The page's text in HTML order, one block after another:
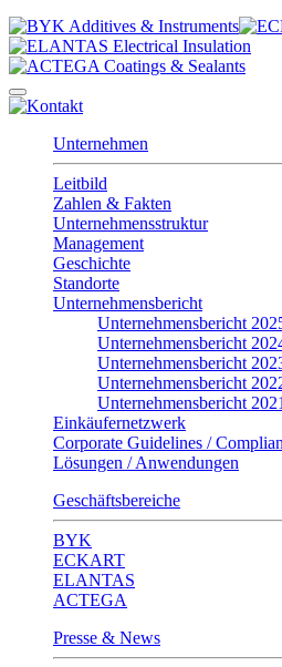
Unternehmen
Leitbild
Zahlen & Fakten
Unternehmensstruktur
Management
Geschichte
Standorte
Unternehmensbericht
Unternehmensbericht
Unternehmensbericht
Unternehmensbericht
Unternehmensbericht
Unternehmensbericht
Einkäufernetzwerk
Corporate Guidelines /
Lösungen / Anwendungen
Geschäftsbereiche
BYK
ECKART
ELANTAS
ACTEGA
Presse & News